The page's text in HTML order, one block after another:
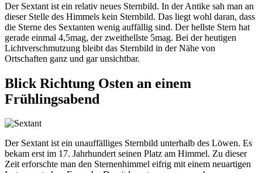
Der Sextant ist ein relativ neues Sternbild. In der Antike sah man an
dieser Stelle des Himmels kein Sternbild. Das liegt wohl daran, dass
die Sterne des Sextanten wenig auffällig sind. Der hellste Stern hat
gerade einmal 4,5mag, der zweithellste 5mag. Bei der heutigen
Lichtverschmutzung bleibt das Sternbild in der Nähe von
Ortschaften ganz und gar unsichtbar.
Blick Richtung Osten an einem
Frühlingsabend
Der Sextant ist ein unauffälliges Sternbild unterhalb des Löwen. Es
bekam erst im 17. Jahrhundert seinen Platz am Himmel. Zu dieser
Zeit erforschte man den Sternenhimmel eifrig mit einem neuartigen